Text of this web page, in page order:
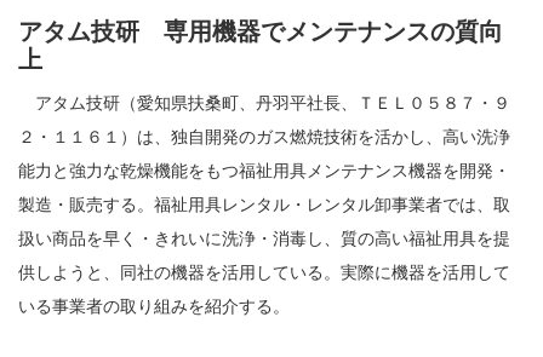
アタム技研 専用機器でメンテナンスの質向
上
アタム技研（愛知県扶桑町、丹羽平社長、ＴＥＬ０５８７・９
２・１１６１）は、独自開発のガス燃焼技術を活かし、高い洗浄
能力と強力な乾燥機能をもつ福祉用具メンテナンス機器を開発・
製造・販売する。福祉用具レンタル・レンタル卸事業者では、取
扱い商品を早く・きれいに洗浄・消毒し、質の高い福祉用具を提
供しようと、同社の機器を活用している。実際に機器を活用して
いる事業者の取り組みを紹介する。